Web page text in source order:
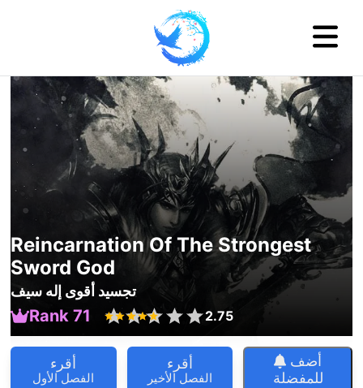
Reincarnation Of The Strongest
Sword God
تجسيد أقوى إله سيف
Rank 71 2.75
أقرء
الفصل الأول
أقرء
الفصل الأخير
أضف
للمفضلة